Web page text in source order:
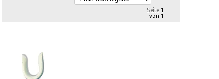
Outlet
möbel
Angebote
chinesische
medizin
Seite1
von 1